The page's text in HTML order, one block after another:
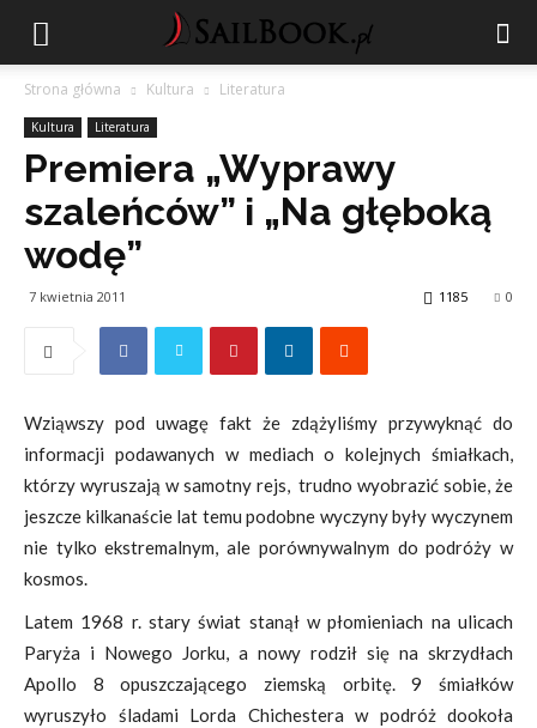
Strona główna Kultura Literatura
Kultura Literatura
Premiera „Wyprawy
szaleńców” i „Na głęboką
wodę”
7 kwietnia 2011 0
1185
Wziąwszy pod uwagę fakt że zdążyliśmy przywyknąć do
informacji podawanych w mediach o kolejnych śmiałkach,
którzy wyruszają w samotny rejs, trudno wyobrazić sobie, że
jeszcze kilkanaście lat temu podobne wyczyny były wyczynem
nie tylko ekstremalnym, ale porównywalnym do podróży w
kosmos.
Latem 1968 r. stary świat stanął w płomieniach na ulicach
Paryża i Nowego Jorku, a nowy rodził się na skrzydłach
Apollo 8 opuszczającego ziemską orbitę. 9 śmiałków
wyruszyło śladami Lorda Chichestera w podróż dookoła